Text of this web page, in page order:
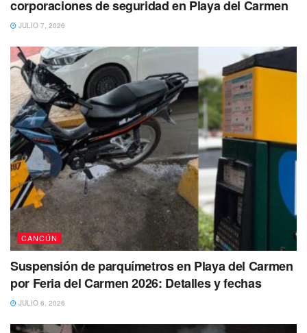
corporaciones de seguridad en Playa del Carmen
JULIO 7, 2026
CANCÚN
Suspensión de parquímetros en Playa del Carmen
por Feria del Carmen 2026: Detalles y fechas
JULIO 6, 2026